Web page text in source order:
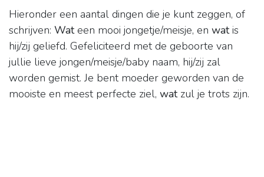
Hieronder een aantal dingen die je kunt zeggen, of
schrijven: Wateen mooi jongetje/meisje, en watis
hij/zij geliefd. Gefeliciteerd met de geboorte van
jullie lieve jongen/meisje/baby naam, hij/zij zal
worden gemist. Je bent moeder geworden van de
mooiste en meest perfecte ziel, watzul je trots zijn.